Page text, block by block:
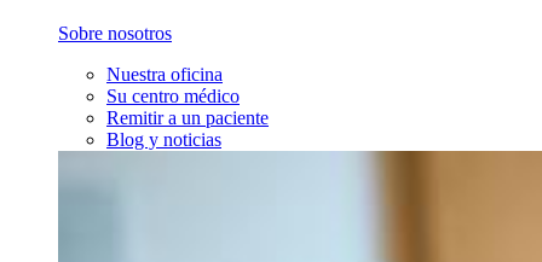
Sobre nosotros
Nuestra oficina
Su centro médico
Remitir a un paciente
Blog y noticias